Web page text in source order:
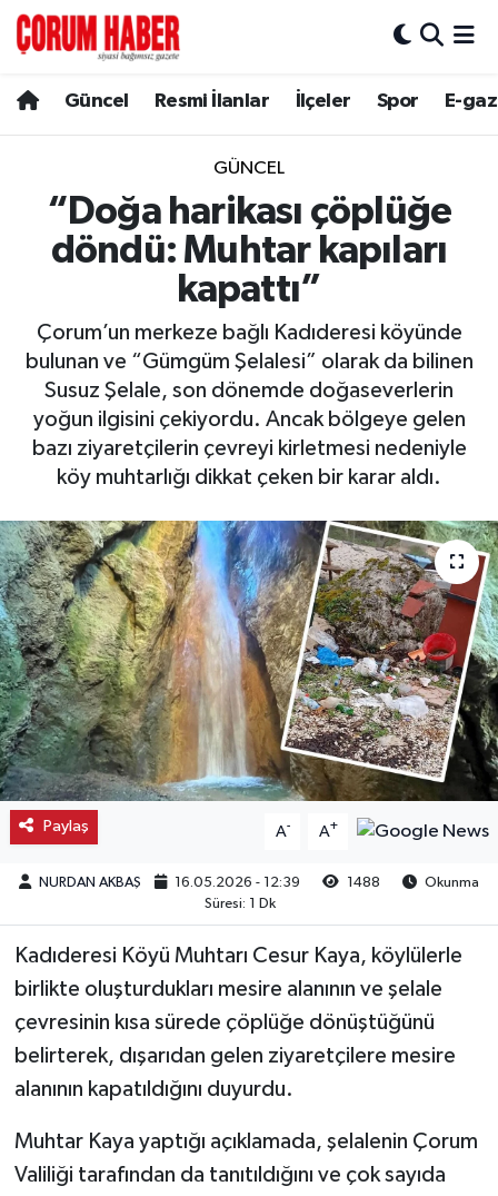
Güncel Resmi İlanlar İlçeler Spor E-
GÜNCEL
“Doğa harikası çöplüğe
döndü: Muhtar kapıları
kapattı”
Çorum’un merkeze bağlı Kadıderesi köyünde
bulunan ve “Gümgüm Şelalesi” olarak da bilinen
Susuz Şelale, son dönemde doğaseverlerin
yoğun ilgisini çekiyordu. Ancak bölgeye gelen
bazı ziyaretçilerin çevreyi kirletmesi nedeniyle
köy muhtarlığı dikkat çeken bir karar aldı.
Paylaş A- A+
NURDAN AKBAŞ 16.05.2026 - 12:39 1488
Okunma
Süresi: 1 Dk
Kadıderesi Köyü Muhtarı Cesur Kaya, köylülerle
birlikte oluşturdukları mesire alanının ve şelale
çevresinin kısa sürede çöplüğe dönüştüğünü
belirterek, dışarıdan gelen ziyaretçilere mesire
alanının kapatıldığını duyurdu.
Muhtar Kaya yaptığı açıklamada, şelalenin Çorum
Valiliği tarafından da tanıtıldığını ve çok sayıda
Spor
Resmi İlanlar
Alaca
Boğazkale
Dodurga
İskilip
Kargı
Laçin
Mecitözü
Oğuzlar
Ortaköy
Osmancık
Sungurlu
Sağlık
Hava Durumu
Çorum Namaz Vakitleri
Trafik Durumu
Süper Lig Puan Durumu ve Fikstür
Tüm Manşetler
Son Dakika Haberleri
Haber Arşivi